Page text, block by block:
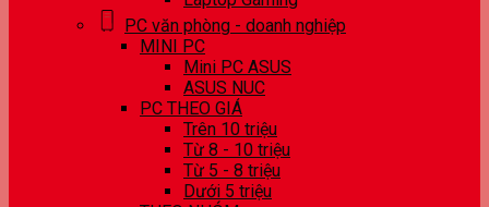
PC văn phòng - doanh nghiệp
MINI PC
Mini PC ASUS
ASUS NUC
PC THEO GIÁ
Trên 10 triệu
Từ 8 - 10 triệu
Từ 5 - 8 triệu
Dưới 5 triệu